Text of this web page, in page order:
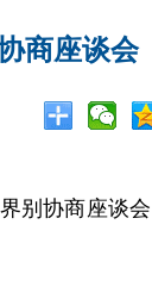
商座谈会
协商座谈